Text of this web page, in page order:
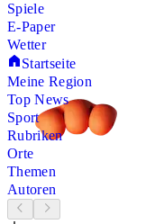
Spiele
E-Paper
Wetter
Startseite
Meine Region
Top News
Sport
Rubriken
Orte
Themen
Autoren